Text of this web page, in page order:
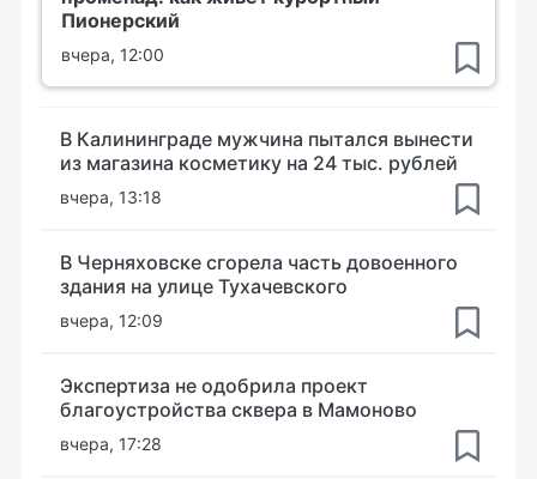
Пионерский
вчера, 12:00
В Калининграде мужчина пытался вынести
из магазина косметику на 24 тыс. рублей
вчера, 13:18
В Черняховске сгорела часть довоенного
здания на улице Тухачевского
вчера, 12:09
Экспертиза не одобрила проект
благоустройства сквера в Мамоново
вчера, 17:28